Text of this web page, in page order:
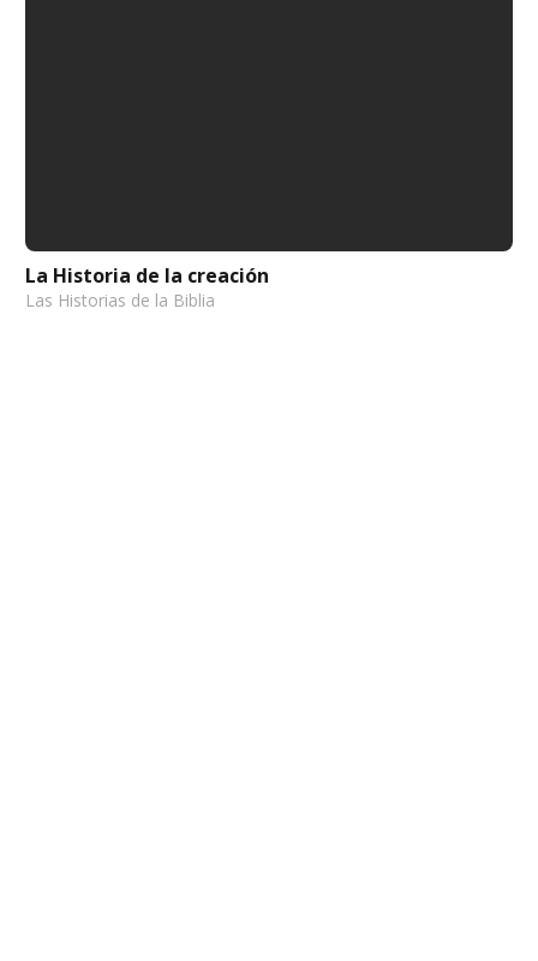
La Historia de la creación
Las Historias de la Biblia